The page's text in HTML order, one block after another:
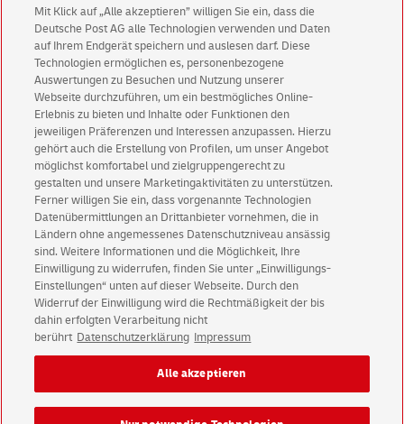
Deutsche Post Direkt Impressum
Deutsche Post Direkt Datenschutz
English Version
Impressum Rechtliche Hinweise
Datenschutz
Einwilligungs-Einstellungen
Mit Klick auf „Alle akzeptieren” willigen Sie ein, dass die
Deutsche Post AG alle Technologien verwenden und Daten
auf Ihrem Endgerät speichern und auslesen darf. Diese
Technologien ermöglichen es, personenbezogene
Auswertungen zu Besuchen und Nutzung unserer
Webseite durchzuführen, um ein bestmögliches Online-
Erlebnis zu bieten und Inhalte oder Funktionen den
jeweiligen Präferenzen und Interessen anzupassen. Hierzu
gehört auch die Erstellung von Profilen, um unser Angebot
möglichst komfortabel und zielgruppengerecht zu
gestalten und unsere Marketingaktivitäten zu unterstützen.
Ferner willigen Sie ein, dass vorgenannte Technologien
Datenübermittlungen an Drittanbieter vornehmen, die in
Ländern ohne angemessenes Datenschutzniveau ansässig
sind. Weitere Informationen und die Möglichkeit, Ihre
Einwilligung zu widerrufen, finden Sie unter „Einwilligungs-
Einstellungen“ unten auf dieser Webseite. Durch den
Widerruf der Einwilligung wird die Rechtmäßigkeit der bis
dahin erfolgten Verarbeitung nicht
berührt Datenschutzerklärung Impressum
Alle akzeptieren